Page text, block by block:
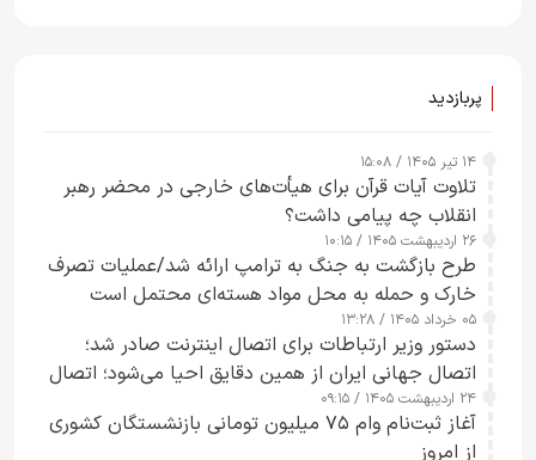
پربازدید
۱۴ تیر ۱۴۰۵ / ۱۵:۰۸
تلاوت آیات قرآن برای هیأت‌های خارجی در محضر رهبر
انقلاب چه پیامی داشت؟
۲۶ اردیبهشت ۱۴۰۵ / ۱۰:۱۵
طرح‌ بازگشت به جنگ به ترامپ ارائه شد/عملیات تصرف
خارک و حمله به محل مواد هسته‌ای محتمل است
۰۵ خرداد ۱۴۰۵ / ۱۳:۲۸
دستور وزیر ارتباطات برای اتصال اینترنت صادر شد؛
اتصال جهانی ایران از همین دقایق احیا می‌شود؛ اتصال
کامل مردم تا ۲۴ ساعت آینده
۲۴ اردیبهشت ۱۴۰۵ / ۰۹:۱۵
آغاز ثبت‌نام وام ۷۵ میلیون تومانی بازنشستگان کشوری
از امروز